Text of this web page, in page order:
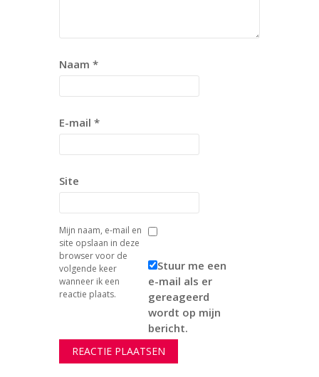
Naam *
E-mail *
Site
Mijn naam, e-mail en
site opslaan in deze
browser voor de
volgende keer
wanneer ik een
reactie plaats.
Stuur me een
e-mail als er
gereageerd
wordt op mijn
bericht.